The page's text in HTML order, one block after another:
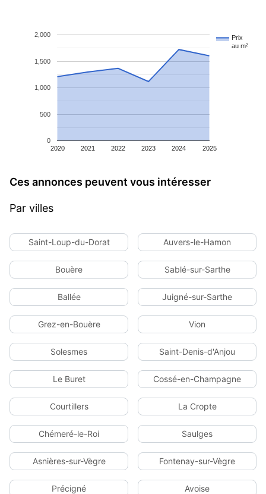
Prix
au m²
2020 2021 2022 2023 2024 2025
0
500
1,000
1,500
2,000
Ces annonces peuvent vous intéresser
Par villes
Saint-Loup-du-Dorat Auvers-le-Hamon
Bouère Sablé-sur-Sarthe
Ballée Juigné-sur-Sarthe
Grez-en-Bouère Vion
Solesmes Saint-Denis-d'Anjou
Le Buret Cossé-en-Champagne
Courtillers La Cropte
Chémeré-le-Roi Saulges
Asnières-sur-Vègre Fontenay-sur-Vègre
Précigné Avoise